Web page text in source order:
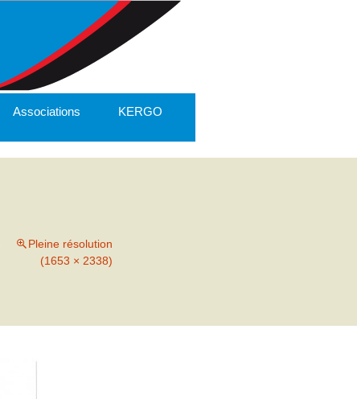
Associations KERGO
Pleine résolution
(1653 × 2338)